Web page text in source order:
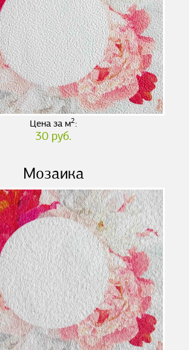
Цена за м2:
30 руб.
Мозаика